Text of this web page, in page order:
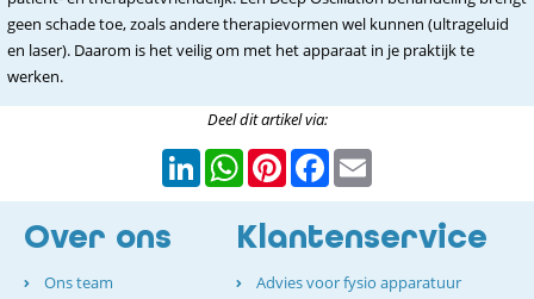
geen schade toe, zoals andere therapievormen wel kunnen (ultrageluid
en laser). Daarom is het veilig om met het apparaat in je praktijk te
werken.
Deel dit artikel via:
LinkedInWhatsAppPinterestFacebook
Over ons
Ons team
Klantenservice
Advies voor fysio apparatuur